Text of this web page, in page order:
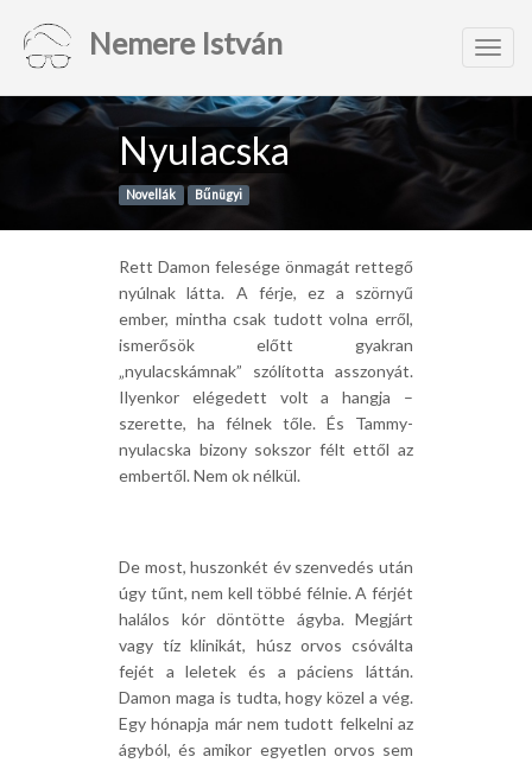
Nemere István
Nyulacska
Novellák Bűnügyi
Rett Damon felesége önmagát rettegő
nyúlnak látta. A férje, ez a szörnyű
ember, mintha csak tudott volna erről,
ismerősök előtt gyakran
„nyulacskámnak” szólította asszonyát.
Ilyenkor elégedett volt a hangja –
szerette, ha félnek tőle. És Tammy-
nyulacska bizony sokszor félt ettől az
embertől. Nem ok nélkül.
De most, huszonkét év szenvedés után
úgy tűnt, nem kell többé félnie. A férjét
halálos kór döntötte ágyba. Megjárt
vagy tíz klinikát, húsz orvos csóválta
fejét a leletek és a páciens láttán.
Damon maga is tudta, hogy közel a vég.
Egy hónapja már nem tudott felkelni az
ágyból, és amikor egyetlen orvos sem